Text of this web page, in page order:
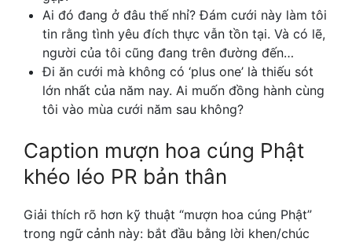
Ai đó đang ở đâu thế nhỉ? Đám cưới này làm tôi
tin rằng tình yêu đích thực vẫn tồn tại. Và có lẽ,
người của tôi cũng đang trên đường đến…
Đi ăn cưới mà không có ‘plus one’ là thiếu sót
lớn nhất của năm nay. Ai muốn đồng hành cùng
tôi vào mùa cưới năm sau không?
Caption mượn hoa cúng Phật
khéo léo PR bản thân
Giải thích rõ hơn kỹ thuật “mượn hoa cúng Phật”
trong ngữ cảnh này: bắt đầu bằng lời khen/chúc